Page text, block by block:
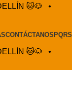
🐱🐶
•
CONTÁCTANOS PQRS
🐱🐶
•